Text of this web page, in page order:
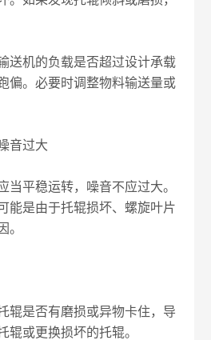
机的负载是否超过设计承载
偏。必要时调整物料输送量或
音过大
平稳运转，噪音不应过大。
能是由于托辊损坏、螺旋叶片
。
是否有磨损或异物卡住，导
辊或更换损坏的托辊。